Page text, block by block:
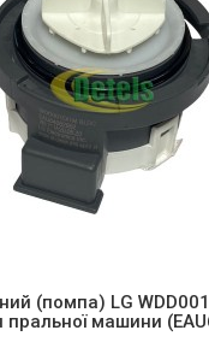
(помпа) LG
пральної машини